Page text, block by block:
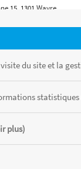
du site et la
statistiques
plus)
15, 1301 Wavre
315, 1410 Waterloo
magasin, toutes taxes